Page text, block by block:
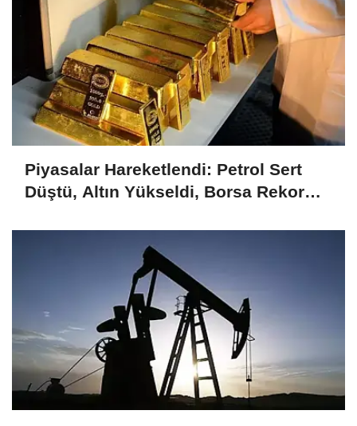
Piyasalar Hareketlendi: Petrol Sert
Düştü, Altın Yükseldi, Borsa Rekor